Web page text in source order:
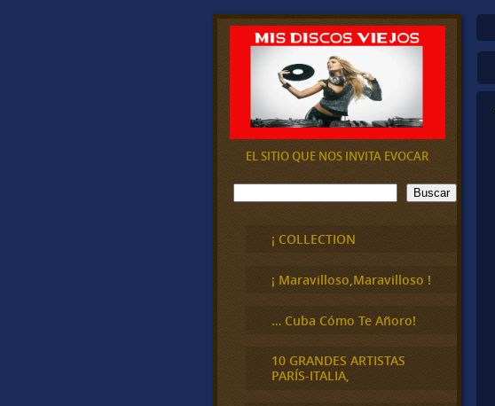
EL SITIO QUE NOS INVITA EVOCAR
B
u
Buscar
¡ COLLECTION
¡ Maravilloso,Maravilloso !
… Cuba Cómo Te Añoro!
10 GRANDES ARTISTAS
PARÍS-ITALIA,